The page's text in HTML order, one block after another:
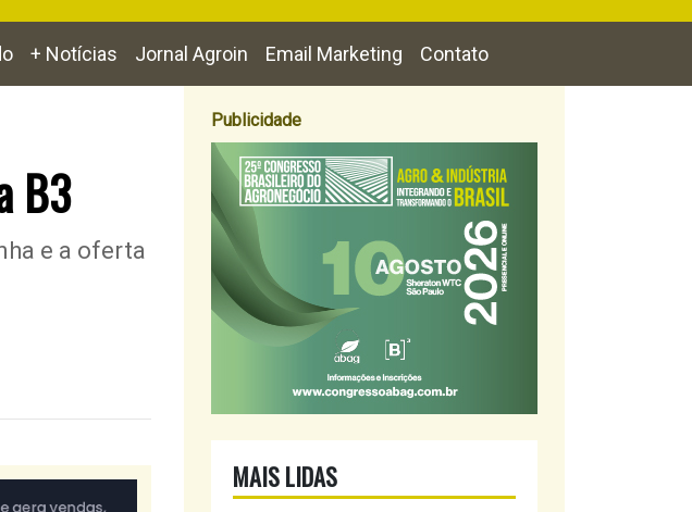
+ Notícias Jornal Agroin Email Marketing Contato
B3
e a oferta
Publicidade
MAIS LIDAS